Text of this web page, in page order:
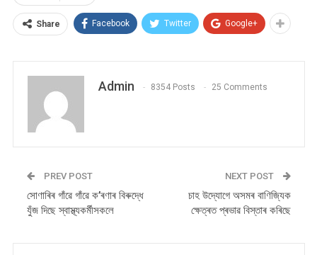
Share Facebook Twitter Google+
Admin 8354 Posts 25 Comments
PREV POST
সোণাৰিৰ গাঁৱে গাঁৱে ক’ৰণাৰ বিৰুদ্ধে
যুঁজ দিছে স্বাস্থ্যকৰ্মীসকলে
NEXT POST
চাহ উদ্যোগে অসমৰ বাণিজ্যিক
ক্ষেত্ৰত প্ৰভাৱ বিস্তাৰ কৰিছে